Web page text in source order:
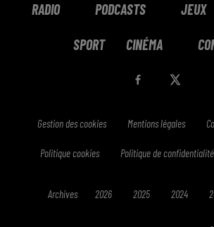
RADIO PODCASTS JEUX
SPORT CINÉMA
Gestion des cookies Mentions légales
Politique cookies Politique de confidentialité
Archives 2026 2025 2024